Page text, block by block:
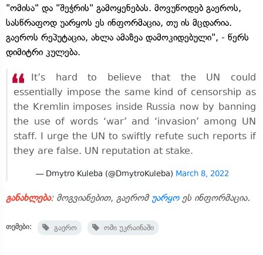
"ომისა" და "შეჭრის" გამოყენებას. მოვუწოდებ გაეროს,
სასწრაფოდ უარყოს ეს ინფორმაცია, თუ ის მცდარია.
გაეროს რეპუტაცია, ახლა ამაზეა დამოკიდებული", - წერს
დიმიტრი კულება.
It’s hard to believe that the UN could
essentially impose the same kind of censorship as
the Kremlin imposes inside Russia now by banning
the use of words ‘war’ and ‘invasion’ among UN
staff. I urge the UN to swiftly refute such reports if
they are false. UN reputation at stake.
— Dmytro Kuleba (@DmytroKuleba) March 8, 2022
განახლება: მოგვიანებით, გაერომ უარყო ეს ინფორმაცია.
თემები: გაერო ომი უკრაინაში